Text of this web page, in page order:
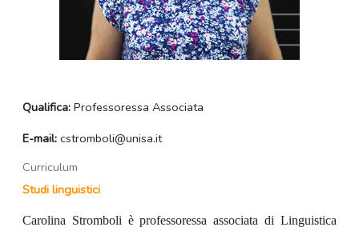
Qualifica: Professoressa Associata
E-mail: cstromboli@unisa.it
Curriculum
Studi linguistici
Carolina Stromboli è professoressa associata di Linguistica